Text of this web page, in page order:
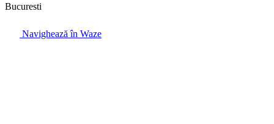
Bucuresti
Navighează în Waze